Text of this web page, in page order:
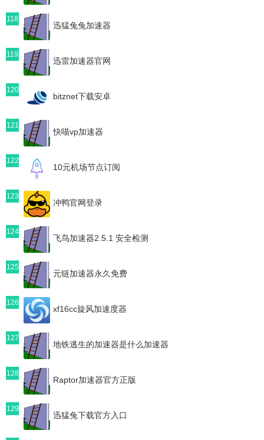
118
迅猛兔兔加速器
119
迅雷加速器官网
120
bitznet下载安卓
121
快喵vp加速器
122
10元机场节点订阅
123
冲鸭官网登录
124
飞鸟加速器2.5.1 安全检测
125
元链加速器永久免费
126
xf16cc旋风加速度器
127
地铁逃生的加速器是什么加速器
128
Raptor加速器官方正版
129
迅猛兔下载官方入口